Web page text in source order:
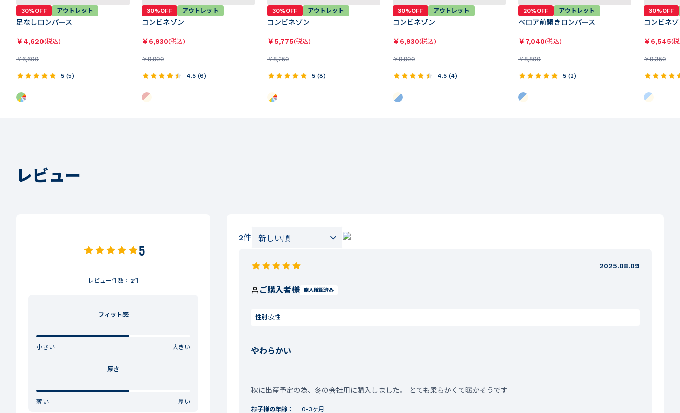
30%OFF アウトレット
足なしロンパース
￥4,620(税込)
￥6,600
5 (5)
30%OFF アウトレット
コンビネゾン
￥6,930(税込)
￥9,900
4.5 (6)
30%OFF アウトレット
コンビネゾン
￥5,775(税込)
￥8,250
5 (8)
30%OFF アウトレット
コンビネゾン
￥6,930(税込)
￥9,900
4.5 (4)
20%OFF アウトレット
ベロア前開きロンパース
￥7,040(税込)
￥8,800
5 (2)
30%OFF
コンビネ
￥6,545(
￥9,350
レビュー
5
レビュー件数： 2件
フィット感
小さい 大きい
厚さ
薄い 厚い
2件
2025.08.09
ご購入者様 購入確認済み
性別:女性
やわらかい
秋に出産予定の為、冬の会社用に購入しました。 とても柔らかくて暖かそうです
お子様の年齢： 0-3ヶ月